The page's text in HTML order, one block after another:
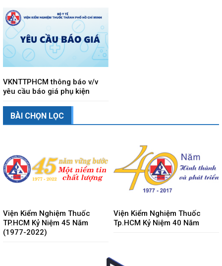
VKNTTPHCM thông báo v/v
yêu cầu báo giá phụ kiện
BÀI CHỌN LỌC
Viện Kiểm Nghiệm Thuốc
TP.HCM Kỷ Niệm 45 Năm
(1977-2022)
Viện Kiểm Nghiệm Thuốc
Tp.HCM Kỷ Niệm 40 Năm